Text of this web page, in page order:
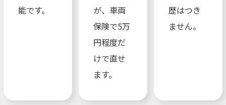
能です。
が、車両
保険で5万
円程度だ
けで直せ
ます。
歴はつき
ません。